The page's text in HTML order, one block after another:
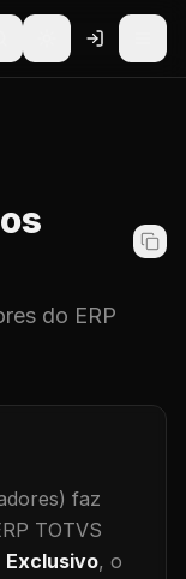
do ERP
faz
TOTVS
Exclusivo, o